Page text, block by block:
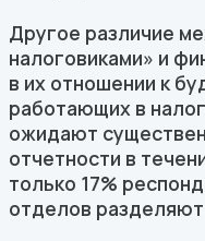
Другое различие
налоговиками» и
в их отношении к
работающих в
ожидают
отчетности в
только 17%
отделов